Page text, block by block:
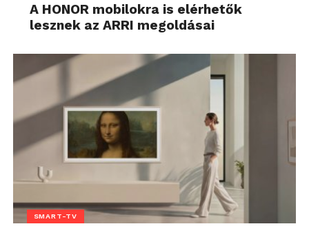
A HONOR mobilokra is elérhetők
lesznek az ARRI megoldásai
SMART-TV